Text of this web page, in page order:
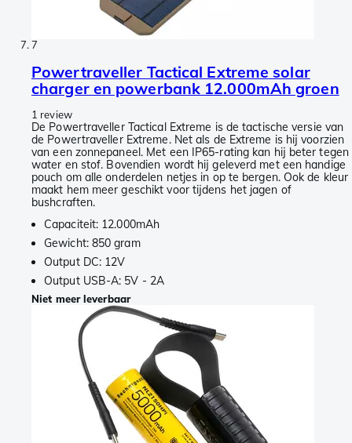
7
Powertraveller Tactical Extreme solar
charger en powerbank 12.000mAh groen
1 review
De Powertraveller Tactical Extreme is de tactische versie van
de Powertraveller Extreme. Net als de Extreme is hij voorzien
van een zonnepaneel. Met een IP65-rating kan hij beter tegen
water en stof. Bovendien wordt hij geleverd met een handige
pouch om alle onderdelen netjes in op te bergen. Ook de kleur
maakt hem meer geschikt voor tijdens het jagen of
bushcraften.
Capaciteit: 12.000mAh
Gewicht: 850 gram
Output DC: 12V
Output USB-A: 5V - 2A
Niet meer leverbaar